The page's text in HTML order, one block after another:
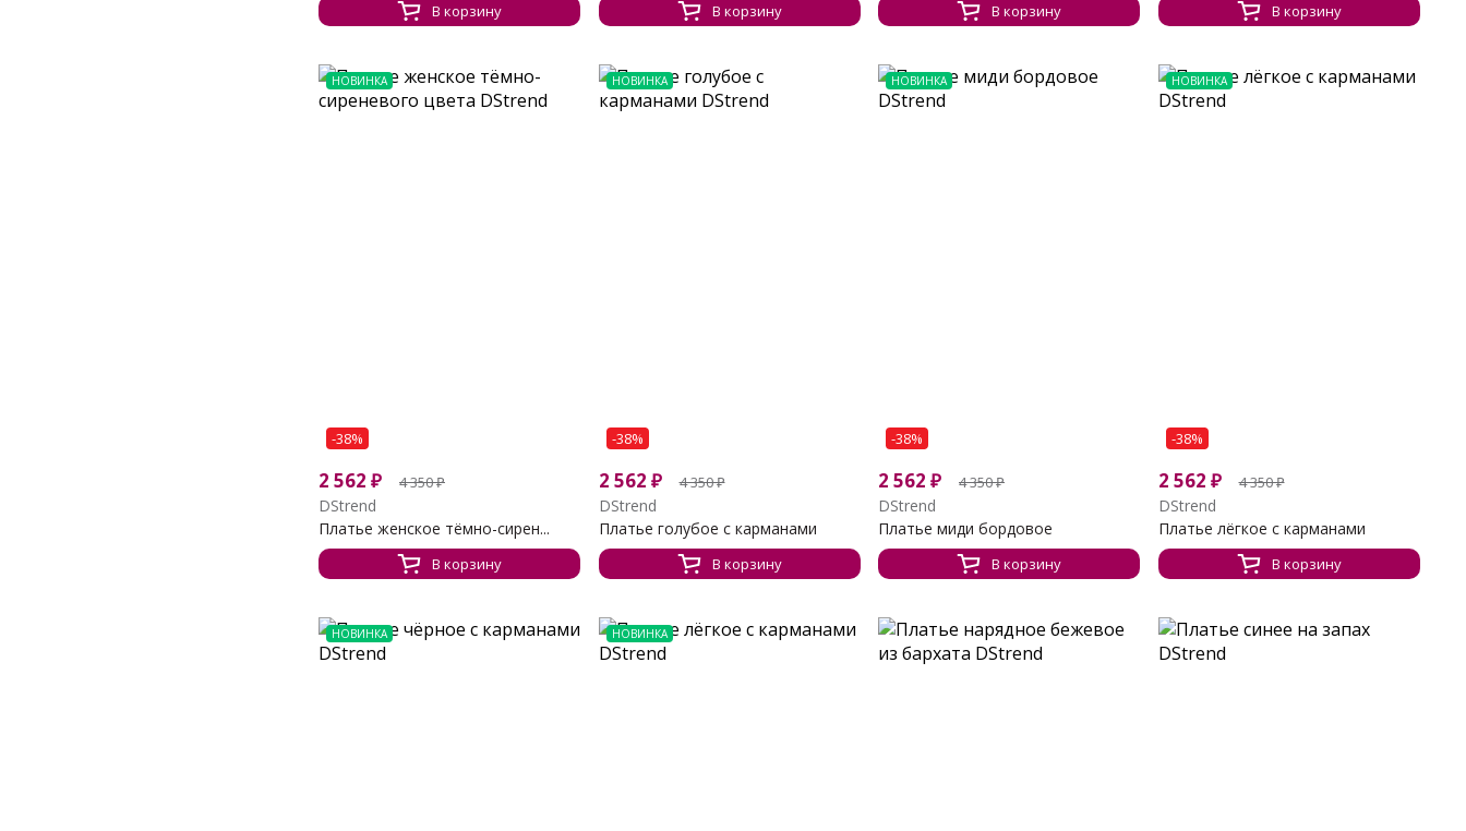
В корзину В корзину В корзину В корзину
НОВИНКА
-38%
2 562 ₽ 4 350₽
DStrend
Платье женское тёмно-сирен...
В корзину
НОВИНКА
-38%
2 562 ₽ 4 350₽
DStrend
Платье голубое с карманами
В корзину
НОВИНКА
-38%
2 562 ₽ 4 350₽
DStrend
Платье миди бордовое
В корзину
НОВИНКА
-38%
2 562 ₽ 4 350₽
DStrend
Платье лёгкое с карманами
В корзину
НОВИНКА НОВИНКА